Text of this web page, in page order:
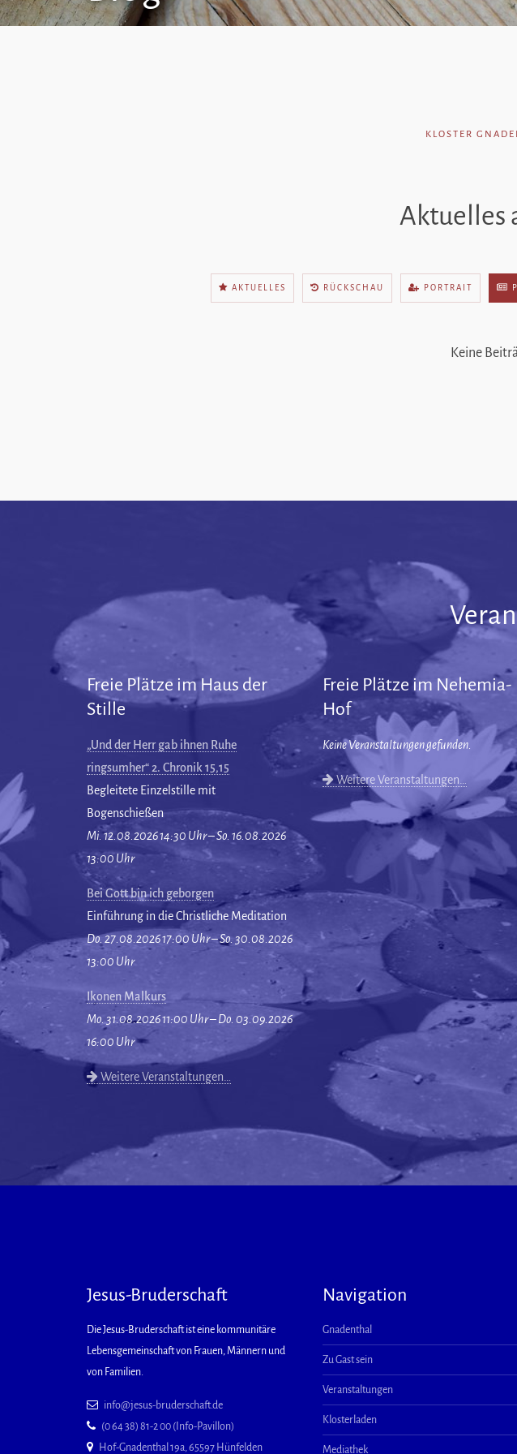
KLOSTER
Aktuelles
AKTUELLES RÜCKSCHAU PORTRAIT
Keine
Freie Plätze im Haus der
Stille
„Und der Herr gab ihnen Ruhe
ringsumher“ 2. Chronik 15,15
Begleitete Einzelstille mit
Bogenschießen
Mi. 12.08.2026 14:30 Uhr – So. 16.08.2026
13:00 Uhr
Bei Gott bin ich geborgen
Einführung in die Christliche Meditation
Do. 27.08.2026 17:00 Uhr – So. 30.08.2026
13:00 Uhr
Ikonen Malkurs
Mo. 31.08.2026 11:00 Uhr – Do. 03.09.2026
16:00 Uhr
Weitere Veranstaltungen…
Freie Plätze im Nehemia-
Hof
Keine Veranstaltungen gefunden.
Weitere Veranstaltungen…
Jesus-Bruderschaft
Die Jesus-Bruderschaft ist eine kommunitäre
Lebensgemeinschaft von Frauen, Männern und
von Familien.
info@jesus-bruderschaft.de
(0 64 38) 81-2 00 (Info-Pavillon)
Hof-Gnadenthal 19a, 65597 Hünfelden
Navigation
Gnadenthal
Zu Gast sein
Veranstaltungen
Klosterladen
Mediathek